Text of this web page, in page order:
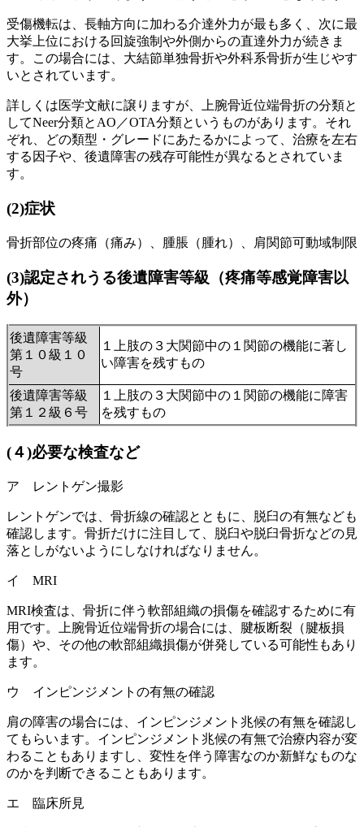
受傷機転は、長軸方向に加わる介達外力が最も多く、次に最
大挙上位における回旋強制や外側からの直達外力が続きま
す。この場合には、大結節単独骨折や外科系骨折が生じやす
いとされています。
詳しくは医学文献に譲りますが、上腕骨近位端骨折の分類と
してNeer分類とAO／OTA分類というものがあります。それ
ぞれ、どの類型・グレードにあたるかによって、治療を左右
する因子や、後遺障害の残存可能性が異なるとされていま
す。
(2)症状
骨折部位の疼痛（痛み）、腫脹（腫れ）、肩関節可動域制限
(3)認定されうる後遺障害等級（疼痛等感覚障害以
外）
後遺障害等級
第１０級１０
号
１上肢の３大関節中の１関節の機能に著し
い障害を残すもの
後遺障害等級
第１２級６号
１上肢の３大関節中の１関節の機能に障害
を残すもの
(４)必要な検査など
ア レントゲン撮影
レントゲンでは、骨折線の確認とともに、脱臼の有無なども
確認します。骨折だけに注目して、脱臼や脱臼骨折などの見
落としがないようにしなければなりません。
イ MRI
MRI検査は、骨折に伴う軟部組織の損傷を確認するために有
用です。上腕骨近位端骨折の場合には、腱板断裂（腱板損
傷）や、その他の軟部組織損傷が併発している可能性もあり
ます。
ウ インピンジメントの有無の確認
肩の障害の場合には、インピンジメント兆候の有無を確認し
てもらいます。インピンジメント兆候の有無で治療内容が変
わることもありますし、変性を伴う障害なのか新鮮なものな
のかを判断できることもあります。
エ 臨床所見